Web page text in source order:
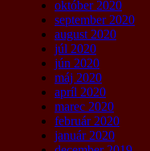
október 2020
september 2020
august 2020
júl 2020
jún 2020
máj 2020
apríl 2020
marec 2020
február 2020
január 2020